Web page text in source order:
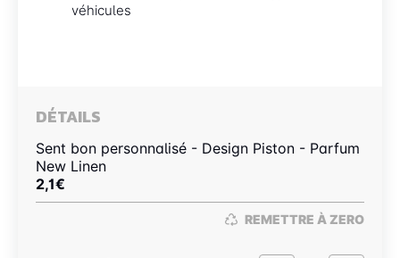
véhicules
DÉTAILS
Sent bon personnalisé - Design Piston - Parfum
New Linen
2,1€
REMETTRE À ZERO